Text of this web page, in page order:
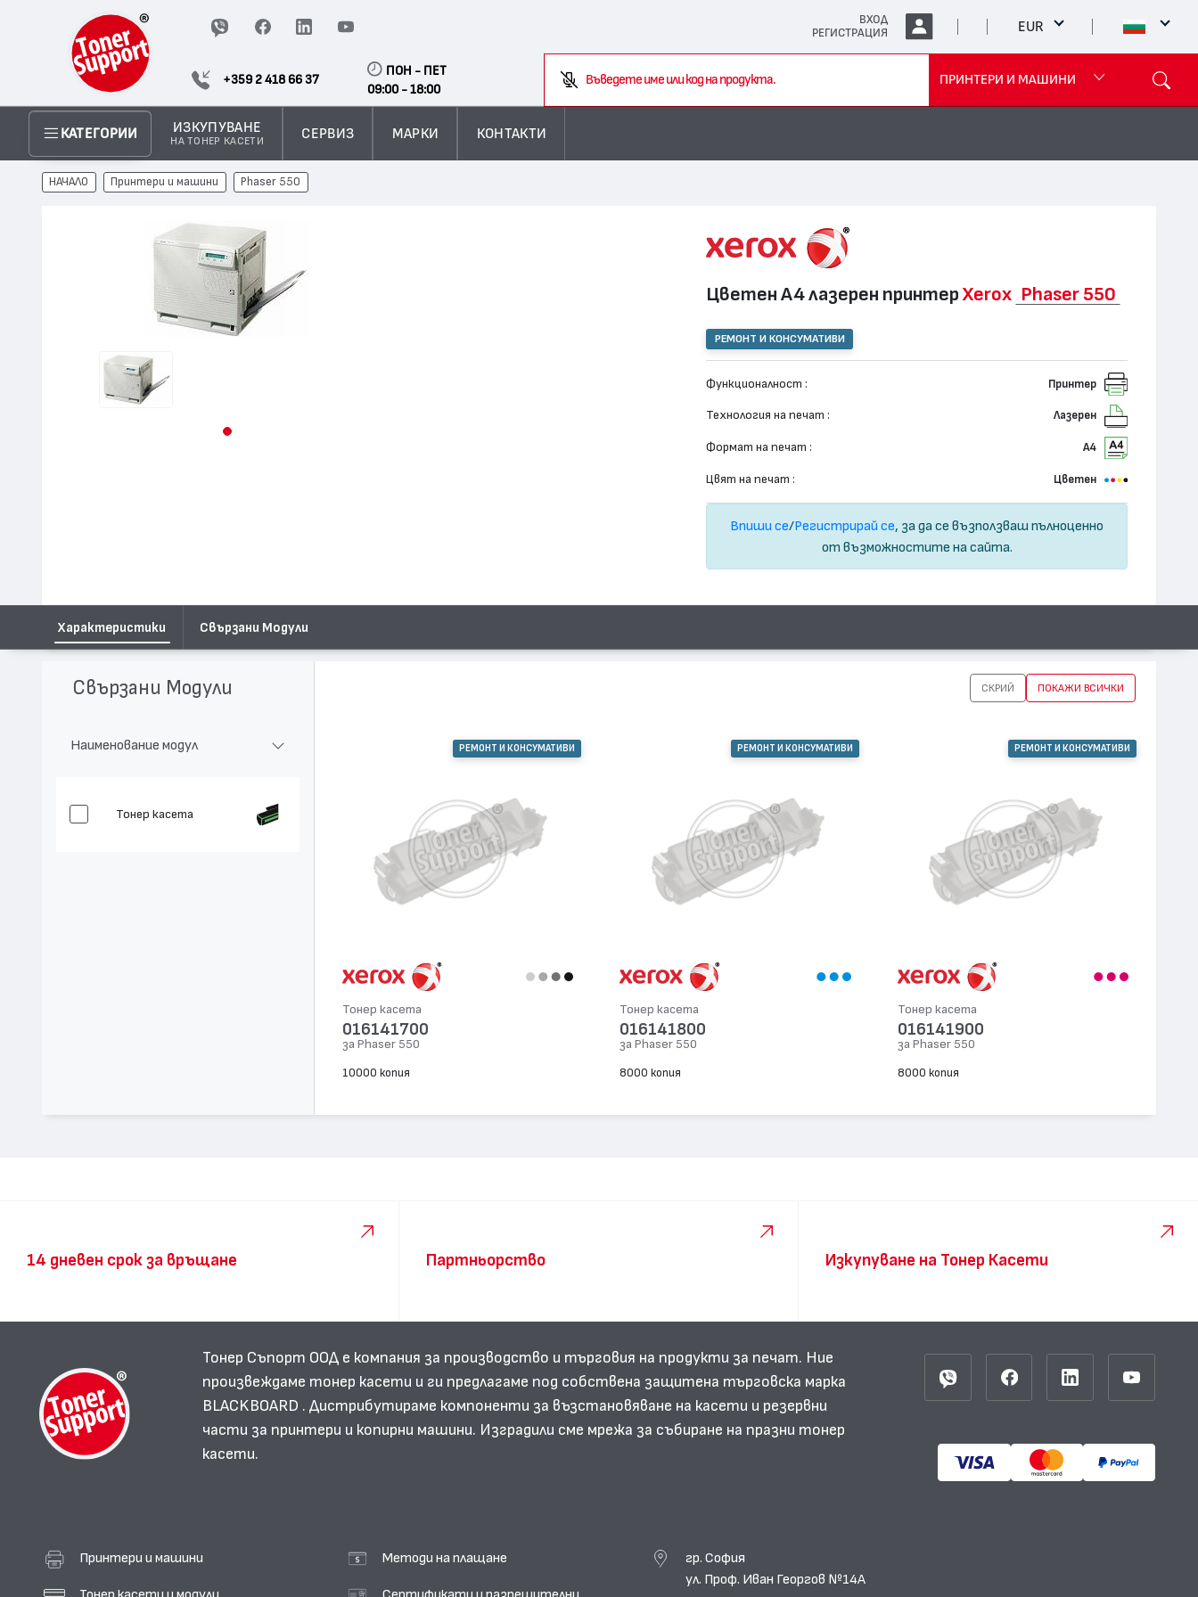
ВХОД
РЕГИСТРАЦИЯ
EUR
+359 2 418 66 37
ПОН - ПЕТ
09:00 - 18:00
ПРИНТЕРИ И МАШИНИ
КАТЕГОРИИ ИЗКУПУВАНЕ
НА ТОНЕР КАСЕТИ
СЕРВИЗ МАРКИ КОНТАКТИ
НАЧАЛО Принтери и машини Phaser 550
Цветен А4 лазерен принтерXerox Phaser 550
РЕМОНТ И КОНСУМАТИВИ
Функционалност : Принтер
Технология на печат : Лазерен
Формат на печат : А4
Цвят на печат : Цветен
Впиши се/Регистрирай се, за да се възползваш пълноценно
от възможностите на сайта.
Характеристики Свързани Модули
Свързани Модули СКРИЙ ПОКАЖИ ВСИЧКИ
Наименование модул
Тонер касета
РЕМОНТ И КОНСУМАТИВИ
Тонер касета
016141700
за Phaser 550
10000 копия
РЕМОНТ И КОНСУМАТИВИ
Тонер касета
016141800
за Phaser 550
8000 копия
РЕМОНТ И КОНСУМАТИВИ
Тонер касета
016141900
за Phaser 550
8000 копия
14 дневен срок за връщане Партньорство Изкупуване на Тонер Касети
Тонер Съпорт ООД е компания за производство и търговия на продукти за печат. Ние
произвеждаме тонер касети и ги предлагаме под собствена защитена търговска марка
BLACKBOARD . Дистрибутираме компоненти за възстановяване на касети и резервни
части за принтери и копирни машини. Изградили сме мрежа за събиране на празни тонер
касети.
Принтери и машини
Тонер касети и модули
Методи на плащане
Сертификати и разрешителни
гр. София
ул. Проф. Иван Георгов №14А